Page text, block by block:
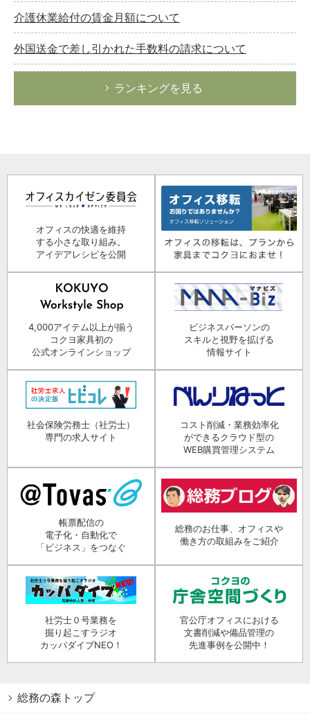
介護休業給付の賃金月額について
外国送金で差し引かれた手数料の請求について
ランキングを見る
オフィスの快適を維持
する小さな取り組み。
アイデアレシピを公開
4,000アイテム以上が揃う
コクヨ家具初の
公式オンラインショップ
ビジネスパーソンの
スキルと視野を拡げる
情報サイト
社会保険労務士（社労士）
専門の求人サイト
コスト削減・業務効率化
ができるクラウド型の
WEB購買管理システム
帳票配信の
電子化・自動化で
「ビジネス」をつなぐ
総務のお仕事、オフィスや
働き方の取組みをご紹介
社労士０号業務を
掘り起こすラジオ
カッパダイブNEO！
官公庁オフィスにおける
文書削減や備品管理の
先進事例を公開中！
総務の森トップ